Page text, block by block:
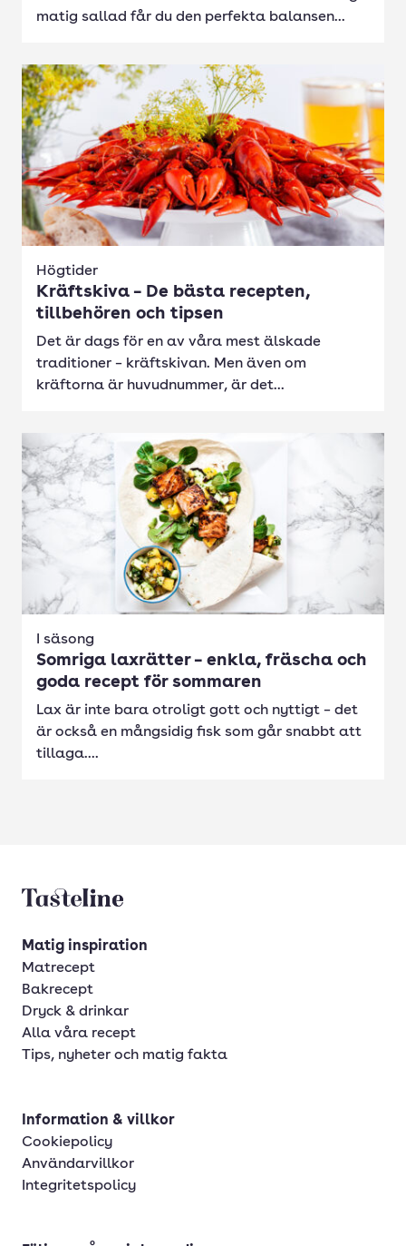
matig sallad får du den perfekta balansen...
Högtider
Kräftskiva – De bästa recepten,
tillbehören och tipsen
Det är dags för en av våra mest älskade
traditioner – kräftskivan. Men även om
kräftorna är huvudnummer, är det...
I säsong
Somriga laxrätter – enkla, fräscha och
goda recept för sommaren
Lax är inte bara otroligt gott och nyttigt – det
är också en mångsidig fisk som går snabbt att
tillaga....
Tasteline startsida
Matig inspiration
Matrecept
Bakrecept
Dryck & drinkar
Alla våra recept
Tips, nyheter och matig fakta
Information & villkor
Cookiepolicy
Användarvillkor
Integritetspolicy